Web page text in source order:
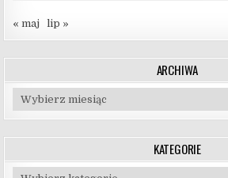
« maj lip »
ARCHIWA
Archiwa
KATEGORIE
Kategorie